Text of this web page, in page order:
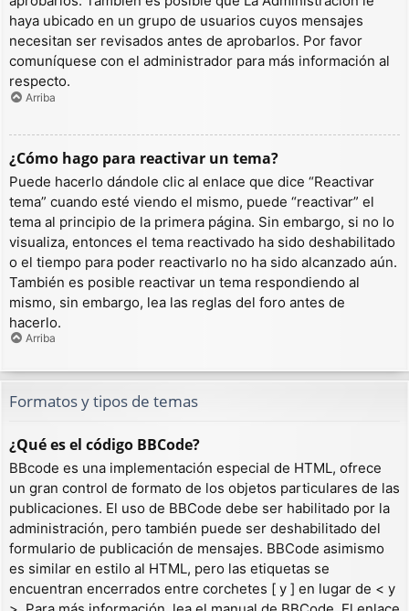
haya ubicado en un grupo de usuarios cuyos mensajes
necesitan ser revisados antes de aprobarlos. Por favor
comuníquese con el administrador para más información al
respecto.
Arriba
¿Cómo hago para reactivar un tema?
Puede hacerlo dándole clic al enlace que dice “Reactivar
tema” cuando esté viendo el mismo, puede “reactivar” el
tema al principio de la primera página. Sin embargo, si no lo
visualiza, entonces el tema reactivado ha sido deshabilitado
o el tiempo para poder reactivarlo no ha sido alcanzado aún.
También es posible reactivar un tema respondiendo al
mismo, sin embargo, lea las reglas del foro antes de
hacerlo.
Arriba
Formatos y tipos de temas
¿Qué es el código BBCode?
BBcode es una implementación especial de HTML, ofrece
un gran control de formato de los objetos particulares de las
publicaciones. El uso de BBCode debe ser habilitado por la
administración, pero también puede ser deshabilitado del
formulario de publicación de mensajes. BBCode asimismo
es similar en estilo al HTML, pero las etiquetas se
encuentran encerrados entre corchetes [ y ] en lugar de < y